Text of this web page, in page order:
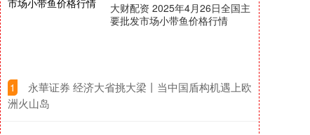
大财配资 2025年4月26日全国主
要批发市场小带鱼价格行情
1
​永華证券 经济大省挑大梁丨当中国盾构机遇上欧
洲火山岛​